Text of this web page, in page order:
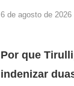
6 de agosto de 2026
Por que
indenizar